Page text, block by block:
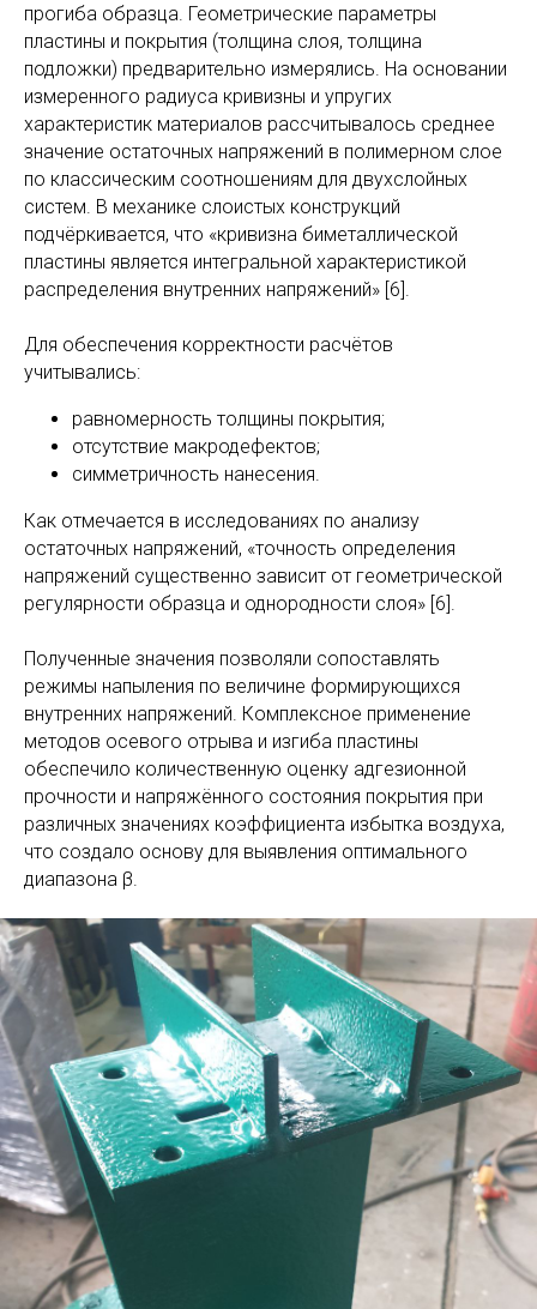
прогиба образца. Геометрические параметры
пластины и покрытия (толщина слоя, толщина
подложки) предварительно измерялись. На основании
измеренного радиуса кривизны и упругих
характеристик материалов рассчитывалось среднее
значение остаточных напряжений в полимерном слое
по классическим соотношениям для двухслойных
систем. В механике слоистых конструкций
подчёркивается, что «кривизна биметаллической
пластины является интегральной характеристикой
распределения внутренних напряжений» [6].
Для обеспечения корректности расчётов
учитывались:
равномерность толщины покрытия;
отсутствие макродефектов;
симметричность нанесения.
Как отмечается в исследованиях по анализу
остаточных напряжений, «точность определения
напряжений существенно зависит от геометрической
регулярности образца и однородности слоя» [6].
Полученные значения позволяли сопоставлять
режимы напыления по величине формирующихся
внутренних напряжений. Комплексное применение
методов осевого отрыва и изгиба пластины
обеспечило количественную оценку адгезионной
прочности и напряжённого состояния покрытия при
различных значениях коэффициента избытка воздуха,
что создало основу для выявления оптимального
диапазона β.